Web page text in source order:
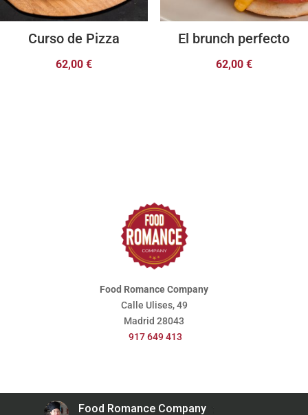
Curso de Pizza
62,00€
El brunch perfecto
62,00 €
Food Romance Company
Calle Ulises, 49
Madrid 28043
917 649 413